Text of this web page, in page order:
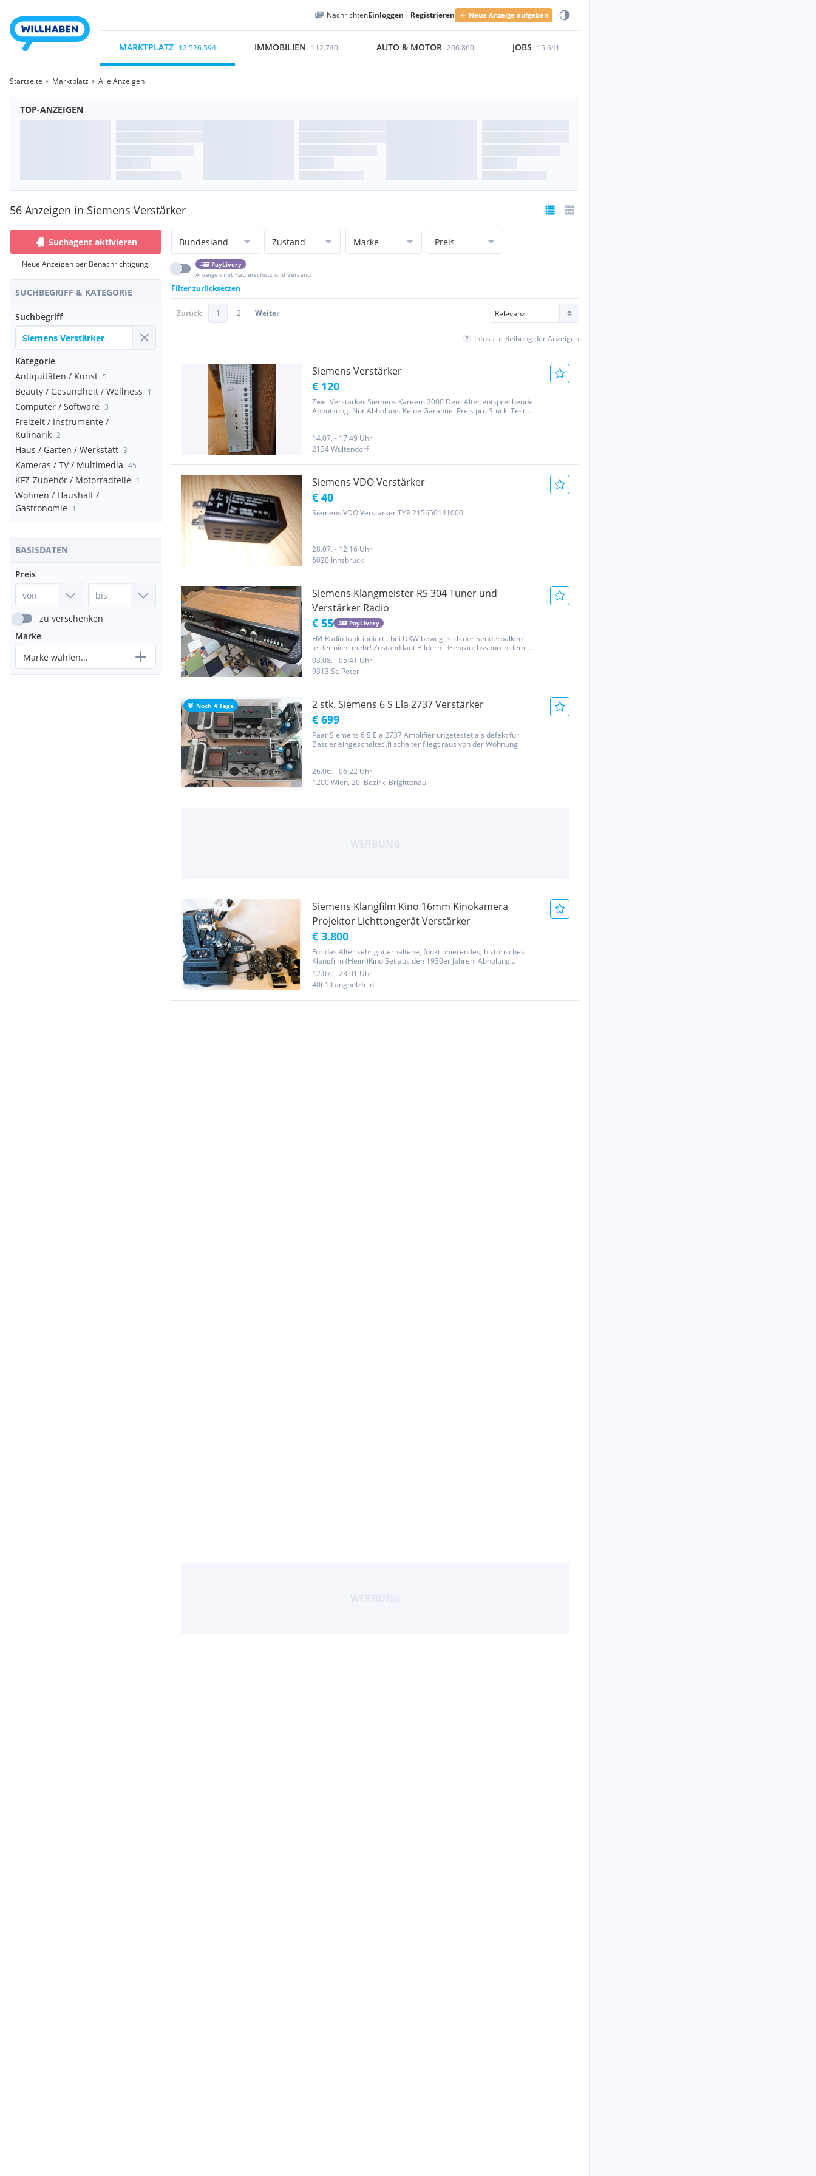
NachrichtenEinloggen | Registrieren Neue Anzeige aufgeben
MARKTPLATZ 12.526.594 IMMOBILIEN 112.740 AUTO & MOTOR 206.860 JOBS 15.641
Startseite Marktplatz Alle Anzeigen
TOP-ANZEIGEN
56 Anzeigen in Siemens Verstärker
Suchagent aktivieren
Neue Anzeigen per Benachrichtigung!
SUCHBEGRIFF & KATEGORIE
Suchbegriff
Kategorie
Antiquitäten / Kunst 5
Beauty / Gesundheit / Wellness 1
Computer / Software 3
Freizeit / Instrumente /
Kulinarik 2
Haus / Garten / Werkstatt 3
Kameras / TV / Multimedia 45
KFZ-Zubehör / Motorradteile 1
Wohnen / Haushalt /
Gastronomie 1
BASISDATEN
Preis
zu verschenken
Marke
Marke wählen...
Bundesland Zustand Marke Preis
PayLivery
Anzeigen mit Käuferschutz und Versand
Filter zurücksetzen
Zurück 1 2 Weiter
Infos zur Reihung der Anzeigen
Siemens Verstärker
€ 120
Zwei Verstärker Siemens Kareem 2000 Dem Alter entsprechende
Abnützung. Nur Abholung. Keine Garantie. Preis pro Stück. Test
14.07. - 17:49 Uhr
2134 Wultendorf
Siemens VDO Verstärker
€ 40
Siemens VDO Verstärker TYP 215650141000
28.07. - 12:16 Uhr
6020 Innsbruck
Siemens Klangmeister RS 304 Tuner und
Verstärker Radio
€ 55 PayLivery
FM-Radio funktioniert - bei UKW bewegt sich der Senderbalken
leider nicht mehr! Zustand laut Bildern - Gebrauchsspuren dem
Alter entsprechend vorhanden Privatverkauf - keine Garantie,
Gewährleistung oder Rücknahme
03.08. - 05:41 Uhr
9313 St. Peter
Noch 4 Tage 2 stk. Siemens 6 S Ela 2737 Verstärker
€ 699
Paar Siemens 6 S Ela 2737 Amplifier ungetestet als defekt für
Bastler eingeschaltet ,fi schalter fliegt raus von der Wohnung
26.06. - 06:22 Uhr
1200 Wien, 20. Bezirk, Brigittenau
Siemens Klangfilm Kino 16mm Kinokamera
Projektor Lichttongerät Verstärker
€ 3.800
Für das Alter sehr gut erhaltene, funktionierendes, historisches
Klangfilm (Heim)Kino Set aus den 1930er Jahren. Abholung
bevorzugt! Kameras auch einzeln zu verkaufen. Siemens 16mm
Standardprojektor mit Meyer Görlitz Kinon Superior 5cm. Mit
gestecktem...
12.07. - 23:01 Uhr
4061 Langholzfeld